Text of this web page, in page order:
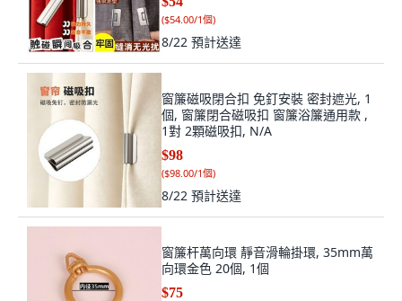
($54.00/1個)
8/22 預計送達
窗簾磁吸閉合扣 免釘安裝 密封遮光, 1
個, 窗簾閉合磁吸扣 窗簾浴簾通用款 ,
1對 2顆磁吸扣, N/A
$98
($98.00/1個)
8/22 預計送達
窗簾杆萬向環 靜音滑輪掛環, 35mm萬
向環金色 20個, 1個
$75